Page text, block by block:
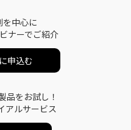
を中心に
ナーでご紹介
申込む
品をお試し！
アルサービス